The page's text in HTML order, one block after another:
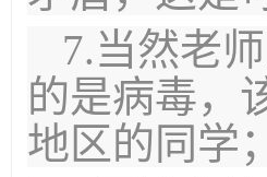
7.当然老
的是病毒，
地区的同学；